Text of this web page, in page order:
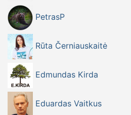
PetrasP
Rūta Černiauskaitė
Edmundas Kirda
Eduardas Vaitkus